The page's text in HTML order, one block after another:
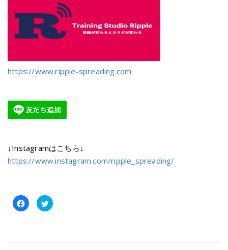
https://www.ripple-spreading.com
↓Instagramはこちら↓
https://www.instagram.com/ripple_spreading/
Facebook
で
ク
リ